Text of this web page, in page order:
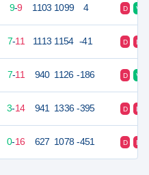
9-9 1103 1099 4 D V
7-11 1113 1154 -41 D D
7-11 940 1126 -186 D V
3-14 941 1336 -395 D D
0-16 627 1078 -451 D D